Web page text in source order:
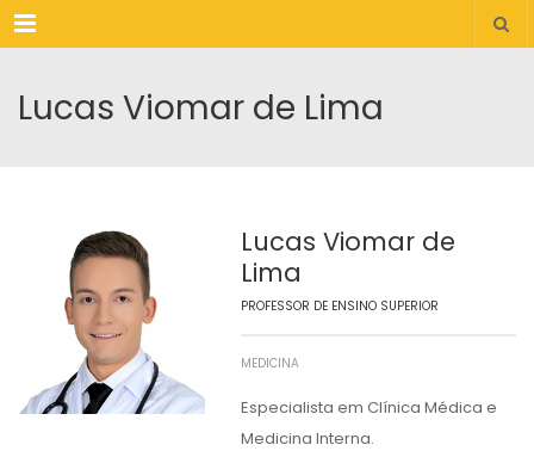
Menu
Lucas Viomar de Lima
Lucas Viomar de
Lima
PROFESSOR DE ENSINO SUPERIOR
MEDICINA
Especialista em Clínica Médica e
Medicina Interna.